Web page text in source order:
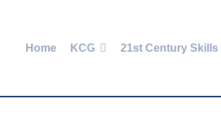
Home KCG 21st Century Skills